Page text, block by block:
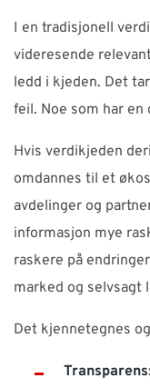
I en tradisjonell
videresende
ledd i kjeden. Det
feil. Noe som har
Hvis verdikjeden
omdannes til et
avdelinger og
informasjon mye
raskere på
marked og selvsagt
Det kjennetegnes
Transparens